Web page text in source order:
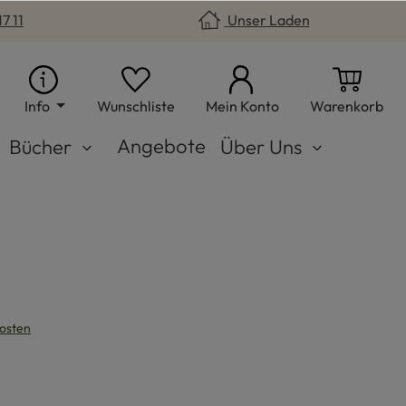
11 Unser Laden
Info Wunschliste Du hast 0 Produkte auf dem
Mein Konto Warenkorb
Bücher Angebote Über Uns